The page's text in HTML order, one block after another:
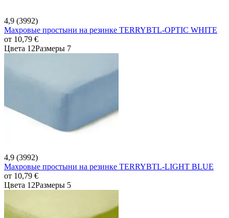
4,9 (3992)
Махровые простыни на резинке TERRYBTL-OPTIC WHITE
от 10,79 €
Цвета 12Размеры 7
4,9 (3992)
Махровые простыни на резинке TERRYBTL-LIGHT BLUE
от 10,79 €
Цвета 12Размеры 5